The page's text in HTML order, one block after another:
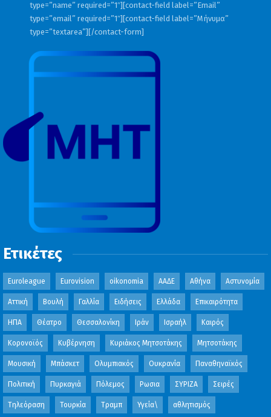
type=”name” required=”1″][contact-field label=”Email”
type=”email” required=”1″][contact-field label=”Μήνυμα”
type=”textarea”][/contact-form]
Ετικέτες
Euroleague Eurovision oikonomia ΑΑΔΕ Αθήνα Αστυνομία
Αττική Βουλή Γαλλία Ειδήσεις Ελλάδα Επικαιρότητα
ΗΠΑ Θέατρο Θεσσαλονίκη Ιράν Ισραήλ Καιρός
Κορονοϊός Κυβέρνηση Κυριάκος Μητσοτάκης Μητσοτάκης
Μουσική Μπάσκετ Ολυμπιακός Ουκρανία Παναθηναϊκός
Πολιτική Πυρκαγιά Πόλεμος Ρωσια ΣΥΡΙΖΑ Σειρές
Τηλεόραση Τουρκία Τραμπ Υγεία\ αθλητισμός